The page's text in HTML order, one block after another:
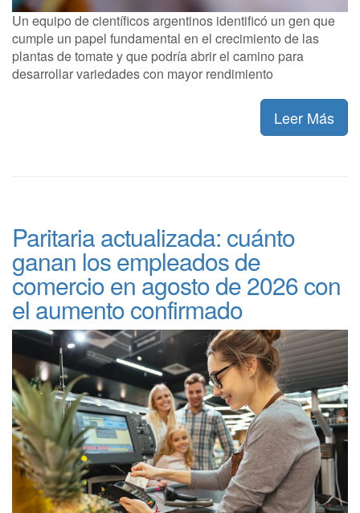
Un equipo de científicos argentinos identificó un gen que
cumple un papel fundamental en el crecimiento de las
plantas de tomate y que podría abrir el camino para
desarrollar variedades con mayor rendimiento
Leer Más
Paritaria actualizada: cuánto
ganan los empleados de
comercio en agosto de 2026 con
el aumento confirmado